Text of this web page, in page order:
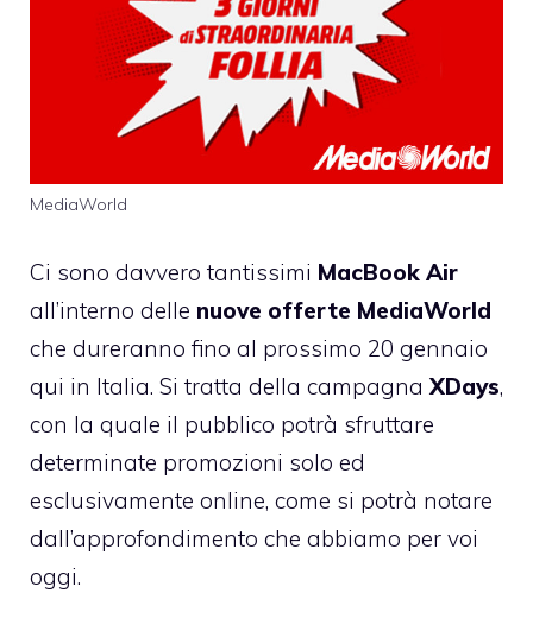
MediaWorld
Ci sono davvero tantissimi MacBook Air
all’interno delle nuove offerte MediaWorld
che dureranno fino al prossimo 20 gennaio
qui in Italia. Si tratta della campagnaXDays,
con la quale il pubblico potrà sfruttare
determinate promozioni solo ed
esclusivamente online, come si potrà notare
dall’approfondimento che abbiamo per voi
oggi.